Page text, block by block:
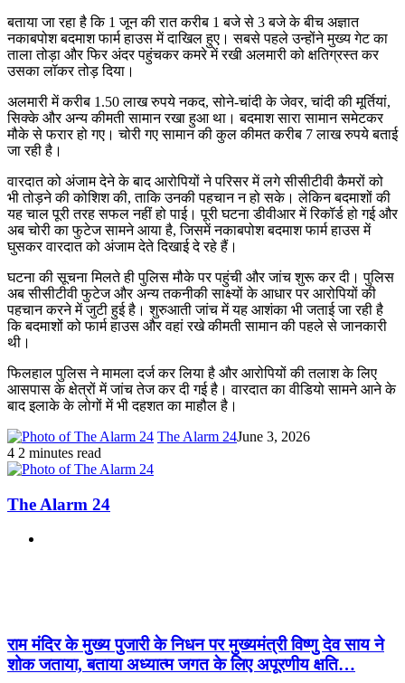
बताया जा रहा है कि 1 जून की रात करीब 1 बजे से 3 बजे के बीच अज्ञात
नकाबपोश बदमाश फार्म हाउस में दाखिल हुए। सबसे पहले उन्होंने मुख्य गेट का
ताला तोड़ा और फिर अंदर पहुंचकर कमरे में रखी अलमारी को क्षतिग्रस्त कर
उसका लॉकर तोड़ दिया।
अलमारी में करीब 1.50 लाख रुपये नकद, सोने-चांदी के जेवर, चांदी की मूर्तियां,
सिक्के और अन्य कीमती सामान रखा हुआ था। बदमाश सारा सामान समेटकर
मौके से फरार हो गए। चोरी गए सामान की कुल कीमत करीब 7 लाख रुपये बताई
जा रही है।
वारदात को अंजाम देने के बाद आरोपियों ने परिसर में लगे सीसीटीवी कैमरों को
भी तोड़ने की कोशिश की, ताकि उनकी पहचान न हो सके। लेकिन बदमाशों की
यह चाल पूरी तरह सफल नहीं हो पाई। पूरी घटना डीवीआर में रिकॉर्ड हो गई और
अब चोरी का फुटेज सामने आया है, जिसमें नकाबपोश बदमाश फार्म हाउस में
घुसकर वारदात को अंजाम देते दिखाई दे रहे हैं।
घटना की सूचना मिलते ही पुलिस मौके पर पहुंची और जांच शुरू कर दी। पुलिस
अब सीसीटीवी फुटेज और अन्य तकनीकी साक्ष्यों के आधार पर आरोपियों की
पहचान करने में जुटी हुई है। शुरुआती जांच में यह आशंका भी जताई जा रही है
कि बदमाशों को फार्म हाउस और वहां रखे कीमती सामान की पहले से जानकारी
थी।
फिलहाल पुलिस ने मामला दर्ज कर लिया है और आरोपियों की तलाश के लिए
आसपास के क्षेत्रों में जांच तेज कर दी गई है। वारदात का वीडियो सामने आने के
बाद इलाके के लोगों में भी दहशत का माहौल है।
The Alarm 24June 3, 2026
4 2 minutes read
The Alarm 24
राम मंदिर के मुख्य पुजारी के निधन पर मुख्यमंत्री विष्णु देव साय ने
शोक जताया, बताया अध्यात्म जगत के लिए अपूरणीय क्षति…